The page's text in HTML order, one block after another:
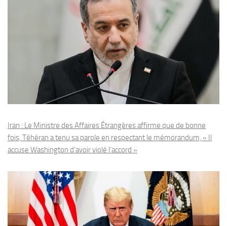
Iran : Le Ministre des Affaires Étrangères affirme que de bonne
fois, Téhéran a tenu sa parole en respectant le mémorandum, « Il
accuse Washington d’avoir violé l’accord »